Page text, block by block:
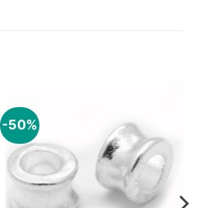
-50%